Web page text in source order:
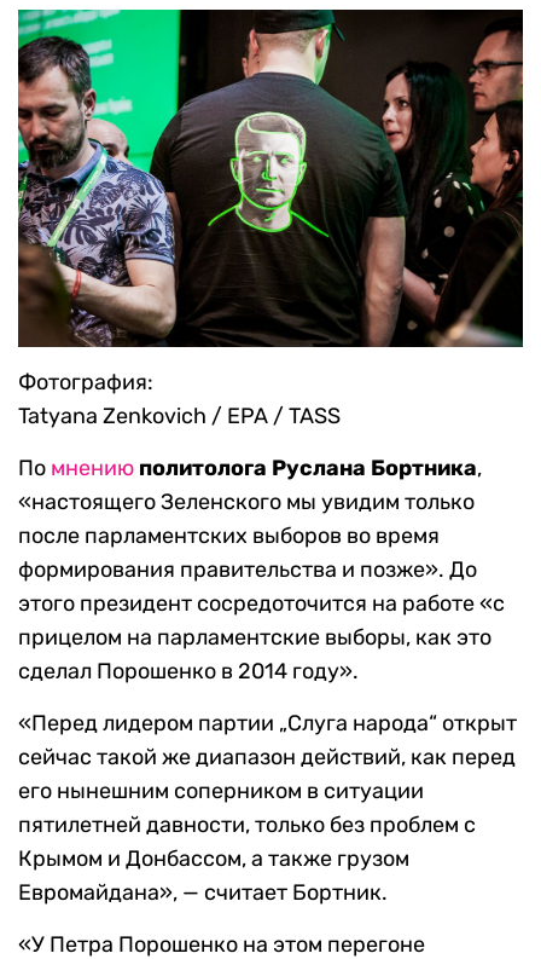
Фотография:
Tatyana Zenkovich / EPA / TASS
По мнению политолога Руслана Бортника,
«настоящего Зеленского мы увидим только
после парламентских выборов во время
формирования правительства и позже». До
этого президент сосредоточится на работе «с
прицелом на парламентские выборы, как это
сделал Порошенко в 2014 году».
«Перед лидером партии „Слуга народа“ открыт
сейчас такой же диапазон действий, как перед
его нынешним соперником в ситуации
пятилетней давности, только без проблем с
Крымом и Донбассом, а также грузом
Евромайдана», — считает Бортник.
«У Петра Порошенко на этом перегоне